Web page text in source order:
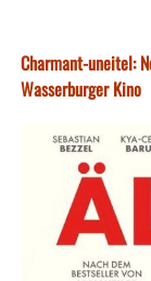
Charmant-uneitel:
Wasserburger Kino